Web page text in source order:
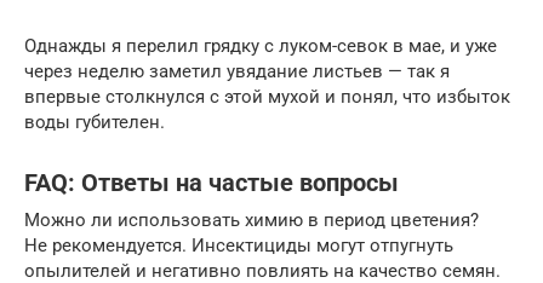
Однажды я перелил грядку с луком-севок в мае, и уже
через неделю заметил увядание листьев — так я
впервые столкнулся с этой мухой и понял, что избыток
воды губителен.
FAQ: Ответы на частые вопросы
Можно ли использовать химию в период цветения?
Не рекомендуется. Инсектициды могут отпугнуть
опылителей и негативно повлиять на качество семян.